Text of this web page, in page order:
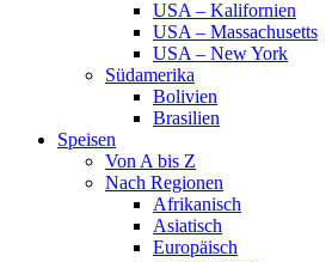
USA – Kalifornien
USA – Massachusetts
USA – New York
Südamerika
Bolivien
Brasilien
Speisen
Von A bis Z
Nach Regionen
Afrikanisch
Asiatisch
Europäisch